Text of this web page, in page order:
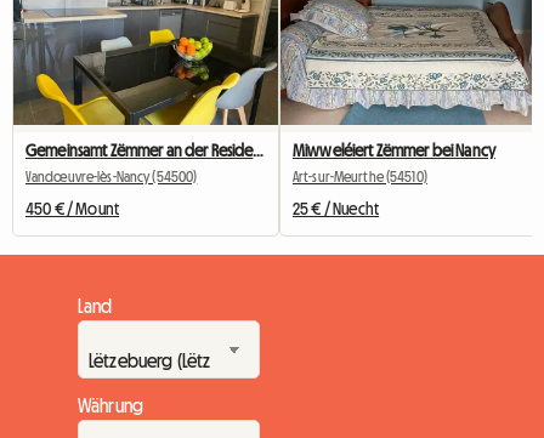
Gemeinsamt Zëmmer an der Residenz zu Vandoeuvre (8.)
Vandœuvre-lès-Nancy (54500)
450 € / Mount
Miwweléiert Zëmmer bei Nancy
Art-sur-Meurthe (54510)
25 € / Nuecht
Land
Währung